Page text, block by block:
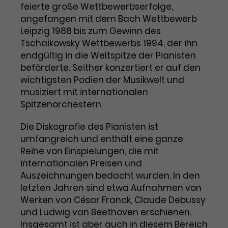
Benutzer*in wiedererkannt werden,
und es wird Zugang zu
geschützten Bereichen gewährt.
Name cookie_optin
Anbieter TYPO3
Zweck
Enthält die gewählten Tracking-
Optin-Einstellungen.
Laufzeit 2 Jahre
Zweck
Dieses Cookie wird von Google
Analytics installiert. Das Cookie
wird verwendet, um
Besucher*innen-, Sitzungs- und
Kampagnendaten zu berechnen
und die Nutzung der Website für
den Analysebericht der Website zu
Informationen anonym und weisen
eine zufallsgenerierte Nummer zu,
um Besuche zu erkennen.
Name _gid
Anbieter Google Analytics
Marketing
Diese Gruppe beinhaltet alle Scripte, die es uns
ermöglichen die Leistung unserer
Werbekampagnen zu analysieren und
Conversions zu messen. Außerdem helfen sie
uns dabei Werbeanzeigen und Inhalte besser auf
die Interessen unserer Nutzer abzustimmen.
Name
_gcl_au
Anbieter Google Ads
Laufzeit 3 Monate
Zweck
Wird von Google verwendet, um
die Effizienz von Werbeanzeigen zu
messen und Conversions zu
speichern. Dieses Cookie hilft dabei
nachzuvollziehen, ob Nutzer über
Google-Anzeigen auf unsere
Website gelangt sind.
Cookie-Informationen
feierte große Wettbewerbserfolge,
angefangen mit dem Bach Wettbewerb
Leipzig 1988 bis zum Gewinn des
Tschaikowsky Wettbewerbs 1994, der ihn
endgültig in die Weltspitze der Pianisten
beförderte. Seither konzertiert er auf den
wichtigsten Podien der Musikwelt und
musiziert mit internationalen
Spitzenorchestern.
Die Diskografie des Pianisten ist
umfangreich und enthält eine ganze
Reihe von Einspielungen, die mit
internationalen Preisen und
Auszeichnungen bedacht wurden. In den
letzten Jahren sind etwa Aufnahmen von
Werken von César Franck, Claude Debussy
und Ludwig van Beethoven erschienen.
Insgesamt ist aber auch in diesem Bereich